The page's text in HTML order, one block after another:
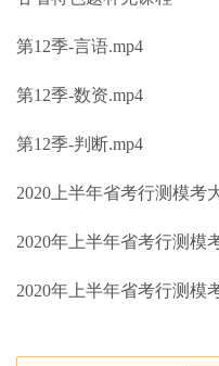
第12季-言语.mp4
第12季-数资.mp4
第12季-判断.mp4
2020上半年省考行测模考
2020年上半年省考行测模
2020年上半年省考行测模